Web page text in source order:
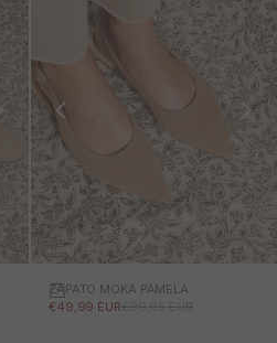
ZAPATO MOKA PAMELA
PRECIO DE OFERTA
€49,99 EURPRECIO NORMAL
€99,95 EUR